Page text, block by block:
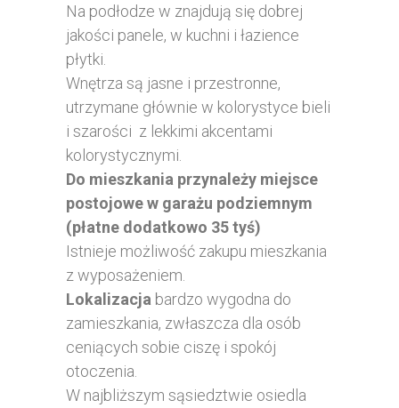
Na podłodze w znajdują się dobrej
jakości panele, w kuchni i łazience
płytki.
Wnętrza są jasne i przestronne,
utrzymane głównie w kolorystyce bieli
i szarości z lekkimi akcentami
kolorystycznymi.
Do mieszkania przynależy miejsce
postojowe w garażu podziemnym
(płatne dodatkowo 35 tyś)
Istnieje możliwość zakupu mieszkania
z wyposażeniem.
Lokalizacja bardzo wygodna do
zamieszkania, zwłaszcza dla osób
ceniących sobie ciszę i spokój
otoczenia.
W najbliższym sąsiedztwie osiedla